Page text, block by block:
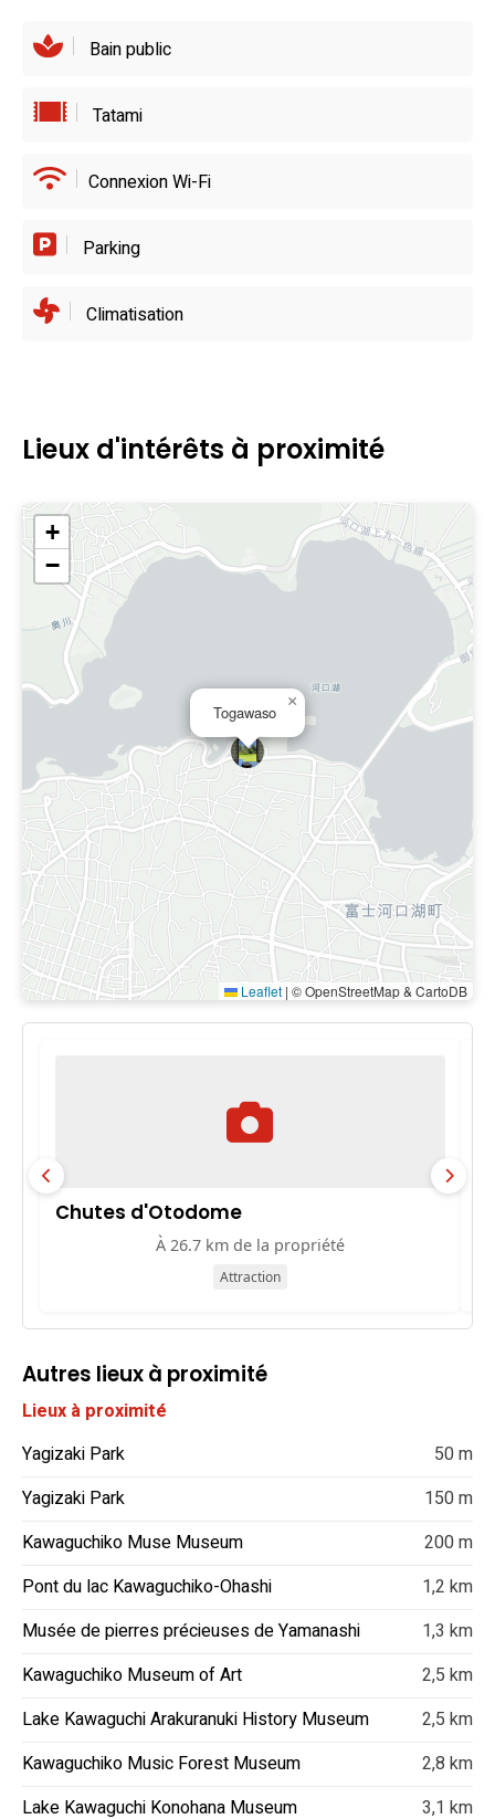
Bain public
Tatami
Connexion Wi-Fi
Parking
Climatisation
Lieux d'intérêts à proximité
Togawaso
×
+
−
Leaflet | © OpenStreetMap & CartoDB
Chutes d'Otodome
À 26.7 km de la propriété
Attraction
Autres lieux à proximité
Lieux à proximité
Yagizaki Park
50 m
Yagizaki Park
150 m
Kawaguchiko Muse Museum
200 m
Pont du lac Kawaguchiko-Ohashi
1,2 km
Musée de pierres précieuses de Yamanashi
1,3 km
Kawaguchiko Museum of Art
2,5 km
Lake Kawaguchi Arakuranuki History Museum
2,5 km
Kawaguchiko Music Forest Museum
2,8 km
Lake Kawaguchi Konohana Museum
3,1 km